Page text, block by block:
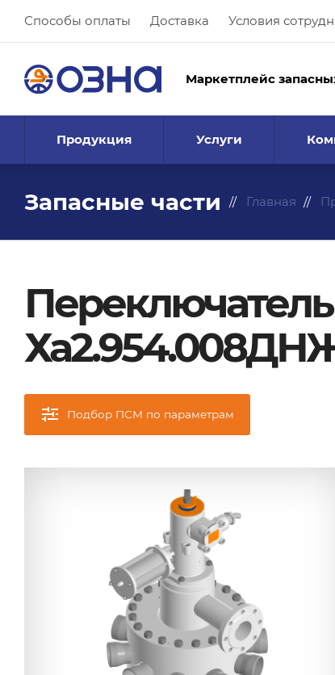
Способы оплаты Доставка Условия
Маркетплейс
Продукция Услуги
Запасные части Главная
Подбор ПСМ по параметрам